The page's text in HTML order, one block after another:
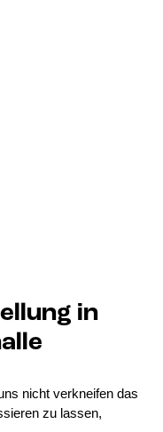
in
nicht verkneifen das
zu lassen,